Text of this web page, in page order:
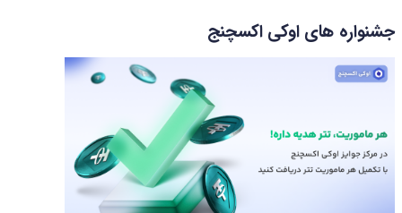
جشنواره های اوکی اکسچنج